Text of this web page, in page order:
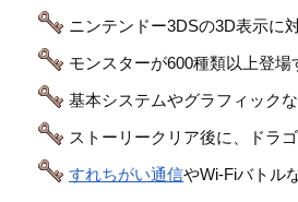
ニンテンドー3DSの3D表示に
モンスターが600種類以上登
基本システムやグラフィック
ストーリークリア後に、ドラ
すれちがい通信やWi-Fiバトル